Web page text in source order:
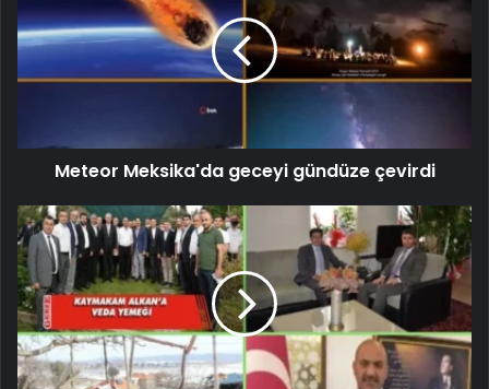
Meteor Meksika'da geceyi gündüze çevirdi